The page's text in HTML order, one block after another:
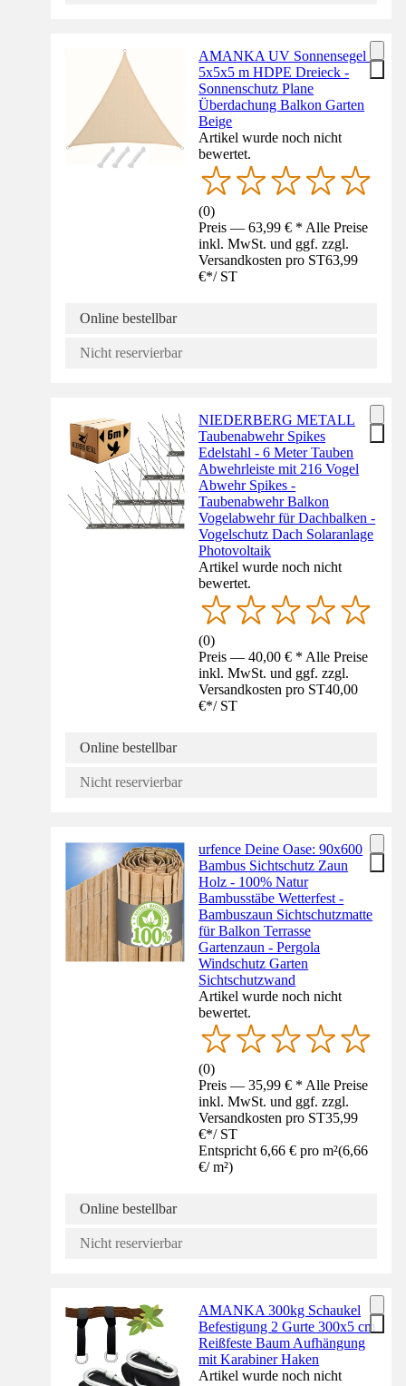
AMANKA UV Sonnensegel -
5x5x5 m HDPE Dreieck -
Sonnenschutz Plane
Überdachung Balkon Garten
Beige
Artikel wurde noch nicht
bewertet.
(0)
Preis — 63,99 € * Alle Preise
inkl. MwSt. und ggf. zzgl.
Versandkosten pro ST63,99
€*/ ST
Online bestellbar
Nicht reservierbar
NIEDERBERG METALL
Taubenabwehr Spikes
Edelstahl - 6 Meter Tauben
Abwehrleiste mit 216 Vogel
Abwehr Spikes -
Taubenabwehr Balkon
Vogelabwehr für Dachbalken -
Vogelschutz Dach Solaranlage
Photovoltaik
Artikel wurde noch nicht
bewertet.
(0)
Preis — 40,00 € * Alle Preise
inkl. MwSt. und ggf. zzgl.
Versandkosten pro ST40,00
€*/ ST
Online bestellbar
Nicht reservierbar
urfence Deine Oase: 90x600
Bambus Sichtschutz Zaun
Holz - 100% Natur
Bambusstäbe Wetterfest -
Bambuszaun Sichtschutzmatte
für Balkon Terrasse
Gartenzaun - Pergola
Windschutz Garten
Sichtschutzwand
Artikel wurde noch nicht
bewertet.
(0)
Preis — 35,99 € * Alle Preise
inkl. MwSt. und ggf. zzgl.
Versandkosten pro ST35,99
€*/ ST
Entspricht 6,66 € pro m²(6,66
€/ m²)
Online bestellbar
Nicht reservierbar
AMANKA 300kg Schaukel
Befestigung 2 Gurte 300x5 cm
Reißfeste Baum Aufhängung
mit Karabiner Haken
Artikel wurde noch nicht